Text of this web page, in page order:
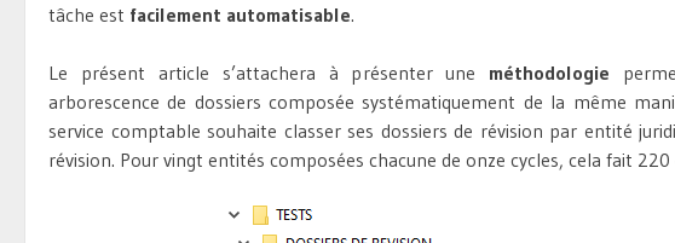
tâche est facilement automatisable.
Le présent article s’attachera à présenter une méthodologie
arborescence de dossiers composée systématiquement de la même
service comptable souhaite classer ses dossiers de révision par entité
révision. Pour vingt entités composées chacune de onze cycles, cela fait